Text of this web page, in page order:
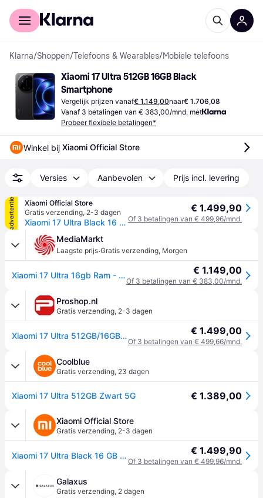
Voor shoppers
Klarna/Shoppen/Telefoons & Wearables/Mobiele telefoons
Xiaomi 17 Ultra 512GB 16GB Black
Smartphone
Vergelijk prijzen vanaf€ 1.149,00naar€ 1.706,08
Vanaf 3 betalingen van € 383,00/mnd. met
Probeer flexibele betalingen*
Winkel bij Xiaomi Official Store
Versies Aanbevolen Prijs incl. levering
advertentie
Xiaomi Official Store
Gratis verzending, 2-3 dagen
Xiaomi 17 Ultra Black 16 GB + 512 GB
€ 1.499,90
Of 3 betalingen van € 499,96/mnd.
MediaMarkt
Laagste prijs·Gratis verzending, Morgen
Xiaomi 17 Ultra 16gb Ram - 512 Gb Zwart € 1.149,00
Of 3 betalingen van € 383,00/mnd.
Proshop.nl
Gratis verzending, 2-3 dagen
Xiaomi 17 Ultra 512GB/16GB - Black € 1.499,00
Of 3 betalingen van € 499,66/mnd.
Coolblue
Gratis verzending, 23 dagen
Xiaomi 17 Ultra 512GB Zwart 5G € 1.389,00
Xiaomi Official Store
Gratis verzending, 2-3 dagen
Xiaomi 17 Ultra Black 16 GB + 512 GB € 1.499,90
Of 3 betalingen van € 499,96/mnd.
Galaxus
Gratis verzending, 2 dagen